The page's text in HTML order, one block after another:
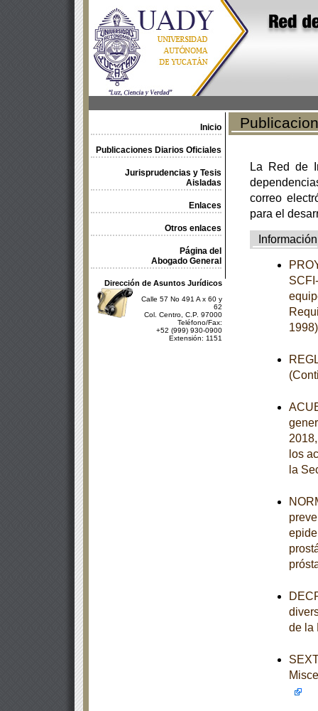
Inicio
Publicaciones Diarios Oficiales
Jurisprudencias y Tesis
Aisladas
Enlaces
Otros enlaces
Página del
Abogado General
Dirección de Asuntos Jurídicos
Calle 57 No 491 A x 60 y
62
Col. Centro, C.P. 97000
Teléfono/Fax:
+52 (999) 930-0900
Extensión: 1151
La Red de
correo
para el
Información
los
la
de la